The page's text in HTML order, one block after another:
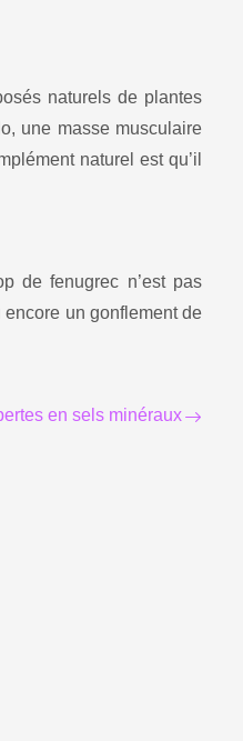
naturels de plantes
une masse musculaire
naturel est qu’il
de fenugrec n’est pas
un gonflement de
en sels minéraux